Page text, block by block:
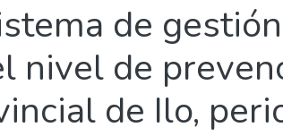
de
nivel de
de Ilo,